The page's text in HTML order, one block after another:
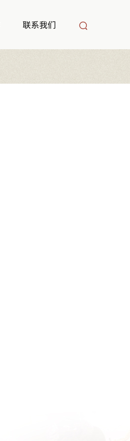
联系我们